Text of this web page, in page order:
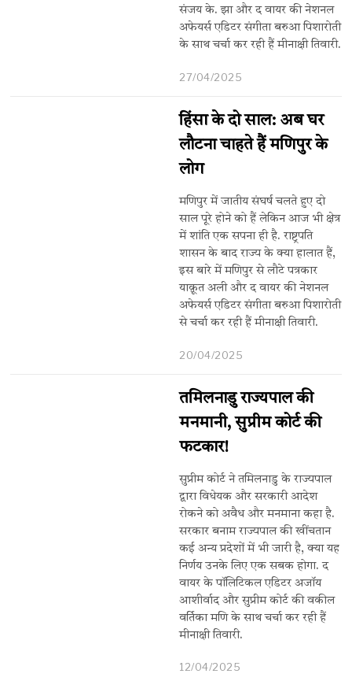
संजय के. झा और द वायर की नेशनल
अफेयर्स एडिटर संगीता बरुआ पिशारोती
के साथ चर्चा कर रही हैं मीनाक्षी तिवारी.
27/04/2025
हिंसा के दो साल: अब घर
लौटना चाहते हैं मणिपुर के
लोग
मणिपुर में जातीय संघर्ष चलते हुए दो
साल पूरे होने को हैं लेकिन आज भी क्षेत्र
में शांति एक सपना ही है. राष्ट्रपति
शासन के बाद राज्य के क्या हालात हैं,
इस बारे में मणिपुर से लौटे पत्रकार
याक़ूत अली और द वायर की नेशनल
अफेयर्स एडिटर संगीता बरुआ पिशारोती
से चर्चा कर रही हैं मीनाक्षी तिवारी.
20/04/2025
तमिलनाडु राज्यपाल की
मनमानी, सुप्रीम कोर्ट की
फटकार!
सुप्रीम कोर्ट ने तमिलनाडु के राज्यपाल
द्वारा विधेयक और सरकारी आदेश
रोकने को अवैध और मनमाना कहा है.
सरकार बनाम राज्यपाल की खींचतान
कई अन्य प्रदेशों में भी जारी है, क्या यह
निर्णय उनके लिए एक सबक होगा. द
वायर के पॉलिटिकल एडिटर अजॉय
आशीर्वाद और सुप्रीम कोर्ट की वकील
वर्तिका मणि के साथ चर्चा कर रही हैं
मीनाक्षी तिवारी.
12/04/2025